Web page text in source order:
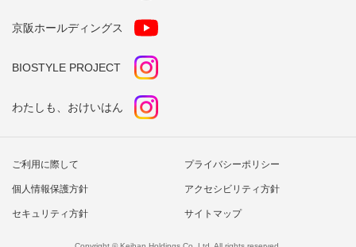
京阪ホールディングス
BIOSTYLE PROJECT
わたしも、おけいはん
ご利用に際して プライバシーポリシー
個人情報保護方針 アクセシビリティ方針
セキュリティ方針 サイトマップ